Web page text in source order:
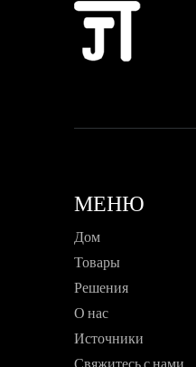
МЕНЮ
Дом
Товары
Решения
О нас
Источники
Свяжитесь с нами